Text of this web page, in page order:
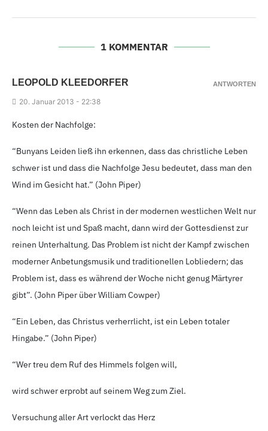
1 KOMMENTAR
LEOPOLD KLEEDORFER
20. Januar 2013 - 22:38
Kosten der Nachfolge:
“Bunyans Leiden ließ ihn erkennen, dass das christliche Leben
schwer ist und dass die Nachfolge Jesu bedeutet, dass man den
Wind im Gesicht hat.” (John Piper)
“Wenn das Leben als Christ in der modernen westlichen Welt nur
noch leicht ist und Spaß macht, dann wird der Gottesdienst zur
reinen Unterhaltung. Das Problem ist nicht der Kampf zwischen
moderner Anbetungsmusik und traditionellen Lobliedern; das
Problem ist, dass es während der Woche nicht genug Märtyrer
gibt”. (John Piper über William Cowper)
“Ein Leben, das Christus verherrlicht, ist ein Leben totaler
Hingabe.” (John Piper)
“Wer treu dem Ruf des Himmels folgen will,
wird schwer erprobt auf seinem Weg zum Ziel.
Versuchung aller Art verlockt das Herz
ANTWORTEN